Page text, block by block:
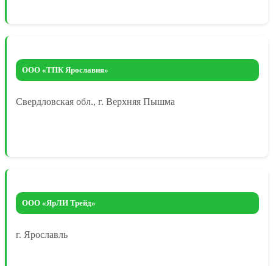
ООО «ТПК Ярославия»
Свердловская обл., г. Верхняя Пышма
ООО «ЯрЛИ Трейд»
г. Ярославль